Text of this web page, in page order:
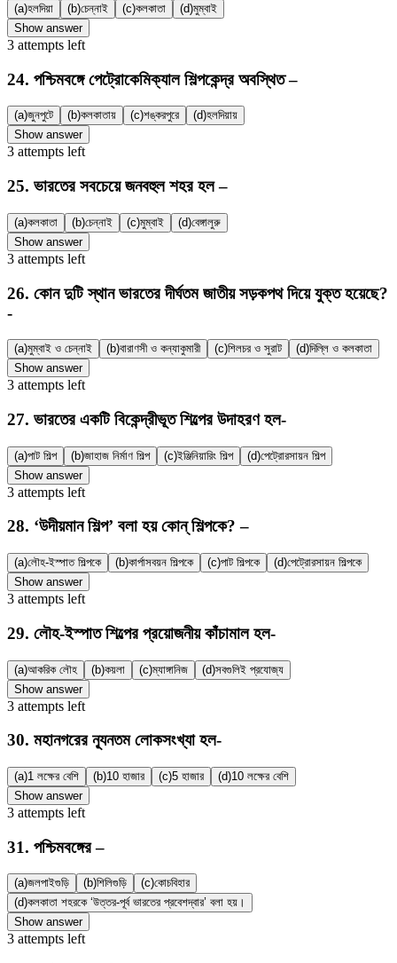
(a)হলদিয়া (b)চেন্নাই (c)কলকাতা (d)মুম্বাই
Show answer
3 attempts left
24. পশ্চিমবঙ্গে পেট্রোকেমিক্যাল শিল্পকেন্দ্র অবস্থিত –
(a)জুনপুটে (b)কলকাতায় (c)শঙ্করপুরে (d)হলদিয়ায়
Show answer
3 attempts left
25. ভারতের সবচেয়ে জনবহুল শহর হল –
(a)কলকাতা (b)চেন্নাই (c)মুম্বাই (d)বেঙ্গালুরু
Show answer
3 attempts left
26. কোন দুটি স্থান ভারতের দীর্ঘতম জাতীয় সড়কপথ দিয়ে যুক্ত হয়েছে?
-
(a)মুম্বাই ও চেন্নাই (b)বারাণসী ও কন্যাকুমারী (c)শিলচর ও সুরাট (d)দিল্লি ও কলকাতা
Show answer
3 attempts left
27. ভারতের একটি বিকেন্দ্রীভূত শিল্পের উদাহরণ হল-
(a)পাট শিল্প (b)জাহাজ নির্মাণ শিল্প (c)ইঞ্জিনিয়ারিং শিল্প (d)পেট্রোরসায়ন শিল্প
Show answer
3 attempts left
28. ‘উদীয়মান শিল্প’ বলা হয় কোন্ শিল্পকে? –
(a)লৌহ-ইস্পাত শিল্পকে (b)কার্পাসবয়ন শিল্পকে (c)পাট শিল্পকে (d)পেট্রোরসায়ন শিল্পকে
Show answer
3 attempts left
29. লৌহ-ইস্পাত শিল্পের প্রয়োজনীয় কাঁচামাল হল-
(a)আকরিক লৌহ (b)কয়লা (c)ম্যাঙ্গানিজ (d)সবগুলিই প্রযোজ্য
Show answer
3 attempts left
30. মহানগরের ন্যূনতম লোকসংখ্যা হল-
(a)1 লক্ষের বেশি (b)10 হাজার (c)5 হাজার (d)10 লক্ষের বেশি
Show answer
3 attempts left
31. পশ্চিমবঙ্গের –
(a)জলপাইগুড়ি (b)শিলিগুড়ি (c)কোচবিহার
(d)কলকাতা শহরকে ‘উত্তর-পূর্ব ভারতের প্রবেশদ্বার’ বলা হয়।
Show answer
3 attempts left